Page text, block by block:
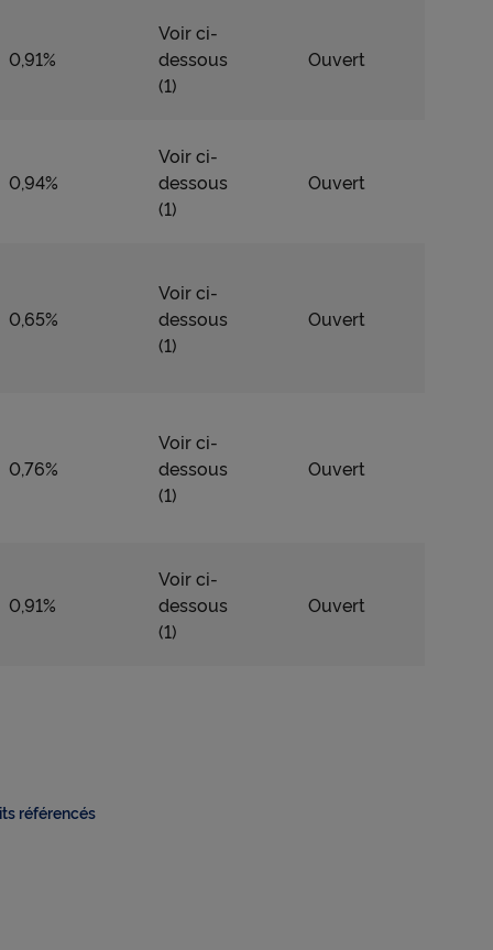
0,91%
Voir ci-
dessous
(1)
Ouvert
0,94%
Voir ci-
dessous
(1)
Ouvert
0,65%
Voir ci-
dessous
(1)
Ouvert
0,76%
Voir ci-
dessous
(1)
Ouvert
0,91%
Voir ci-
dessous
(1)
Ouvert
référencés